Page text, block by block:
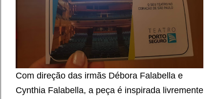
Com direção das irmãs Débora Falabella e
Cynthia Falabella, a peça é inspirada livremente